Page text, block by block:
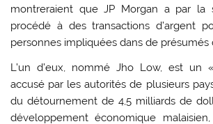
montreraient que JP Morgan a par la
procédé à des transactions d’argent
personnes impliquées dans de présumés
L’un d’eux, nommé Jho Low, est un
accusé par les autorités de plusieurs
du détournement de 4,5 milliards de
développement économique